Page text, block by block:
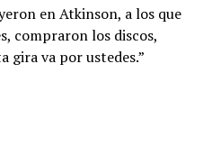
en Atkinson, a los que
compraron los discos,
gira va por ustedes.”